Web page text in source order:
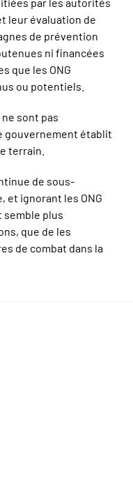
leur évaluation de
de prévention
ni financées
que les ONG
ou potentiels.
sont pas
gouvernement établit
terrain.
de sous-
et ignorant les ONG
semble plus
que de les
de combat dans la